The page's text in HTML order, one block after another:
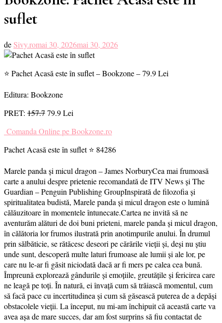
suflet
de Sivy.romai 30, 2026mai 30, 2026
⭐ Pachet Acasă este în suflet – Bookzone – 79.9 Lei
Editura: Bookzone
PRET: 157.779.9 Lei
Comanda Online pe Bookzone.ro
Pachet Acasă este în suflet ⭐ 84286
Marele panda și micul dragon – James NorburyCea mai frumoasă
carte a anului despre prietenie recomandată de ITV News și The
Guardian – Penguin Publishing GroupInspirată de filozofia și
spiritualitatea budistă, Marele panda și micul dragon este o lumină
călăuzitoare în momentele întunecate.Cartea ne invită să ne
aventurăm alături de doi buni prieteni, marele panda și micul dragon,
în călătoria lor frumos ilustrată prin anotimpurile anului. În drumul
prin sălbăticie, se rătăcesc deseori pe cărările vieţii și, deși nu știu
unde sunt, descoperă multe laturi frumoase ale lumii și ale lor, pe
care nu le-ar fi găsit niciodată dacă ar fi mers pe calea cea bună.
Împreună explorează gândurile și emoțiile, greutățile și fericirea care
ne leagă pe toți. În natură, ei învață cum să trăiască momentul, cum
să facă pace cu incertitudinea și cum să găsească puterea de a depăși
obstacolele vieții. La început, nu mi-am închipuit că această carte va
avea așa de mare succes, dar am fost surprins să fiu contactat de